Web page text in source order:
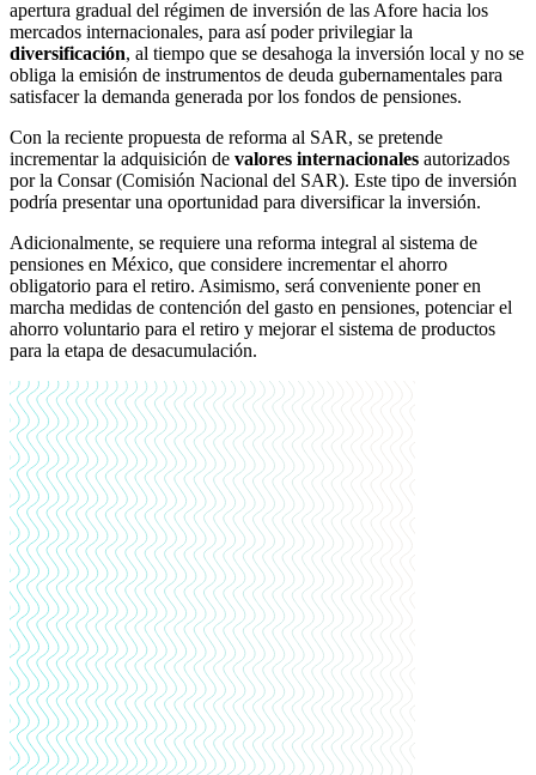
apertura gradual del régimen de inversión de las Afore hacia los
mercados internacionales, para así poder privilegiar la
diversificación, al tiempo que se desahoga la inversión local y no se
obliga la emisión de instrumentos de deuda gubernamentales para
satisfacer la demanda generada por los fondos de pensiones.
Con la reciente propuesta de reforma al SAR, se pretende
incrementar la adquisición de valores internacionales autorizados
por la Consar (Comisión Nacional del SAR). Este tipo de inversión
podría presentar una oportunidad para diversificar la inversión.
Adicionalmente, se requiere una reforma integral al sistema de
pensiones en México, que considere incrementar el ahorro
obligatorio para el retiro. Asimismo, será conveniente poner en
marcha medidas de contención del gasto en pensiones, potenciar el
ahorro voluntario para el retiro y mejorar el sistema de productos
para la etapa de desacumulación.